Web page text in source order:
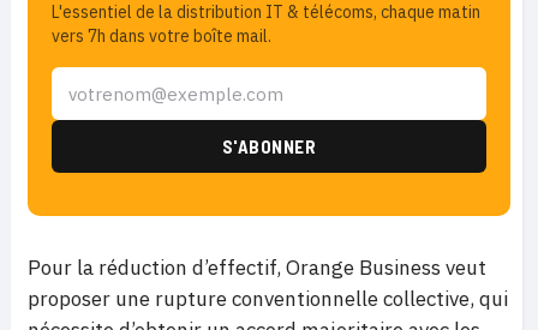
L'essentiel de la distribution IT & télécoms, chaque matin
vers 7h dans votre boîte mail.
Pour la réduction d’effectif, Orange Business veut
proposer une rupture conventionnelle collective, qui